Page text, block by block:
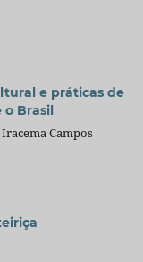
e práticas de
o Brasil
Campos